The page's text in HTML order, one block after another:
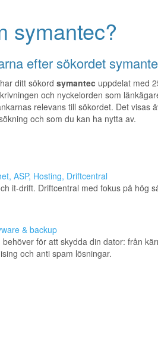
symantec?
efter sökordet
ditt sökord symantecuppdelat med
och nyckelorden som
relevans till sökordet. Det visas
och som du kan ha nytta av.
ASP, Hosting, Driftcentral
it-drift. Driftcentral med fokus på hög
& backup
för att skydda din dator: från
och anti spam lösningar.